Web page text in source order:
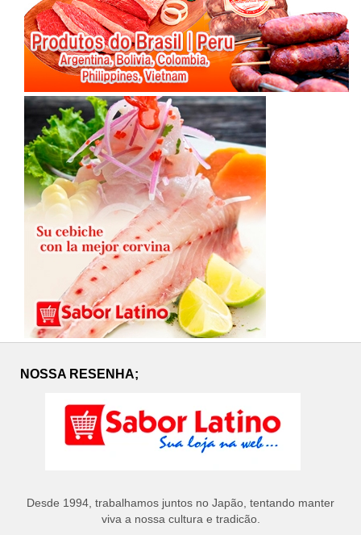
NOSSA RESENHA;
Desde 1994, trabalhamos juntos no Japão, tentando manter
viva a nossa cultura e tradicão.